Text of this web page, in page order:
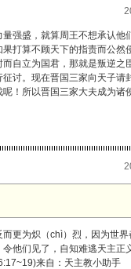
强盛，就算周王不想承认他
打算不顾天下的指责而公然
自立为国君，那就是叛逆之
讨。现在晋国三家向天子请
！所以晋国三家大夫成为诸
更为炽（chì）烈，因为世
他们见了，自知难逃天主正
来自：天主教小助手